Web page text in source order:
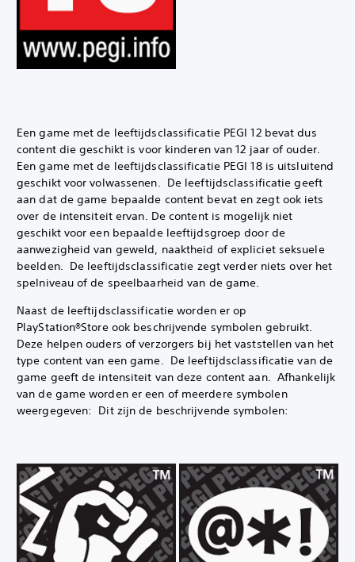
Een game met de leeftijdsclassificatie PEGI 12 bevat dus
content die geschikt is voor kinderen van 12 jaar of ouder.
Een game met de leeftijdsclassificatie PEGI 18 is uitsluitend
geschikt voor volwassenen. ‎ De leeftijdsclassificatie geeft
aan dat de game bepaalde content bevat en zegt ook iets
over de intensiteit ervan. De content is mogelijk niet
geschikt voor een bepaalde leeftijdsgroep door de
aanwezigheid van geweld, naaktheid of expliciet seksuele
beelden. ‎ De leeftijdsclassificatie zegt verder niets over het
spelniveau of de speelbaarheid van de game.
Naast de leeftijdsclassificatie worden er op
PlayStation®Store ook beschrijvende symbolen gebruikt.
Deze helpen ouders of verzorgers bij het vaststellen van het
type content van een game. ‎ De leeftijdsclassificatie van de
game geeft de intensiteit van deze content aan. ‎ Afhankelijk
van de game worden er een of meerdere symbolen
weergegeven: ‎ Dit zijn de beschrijvende symbolen: